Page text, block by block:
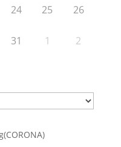
24 25 26
31 1 2